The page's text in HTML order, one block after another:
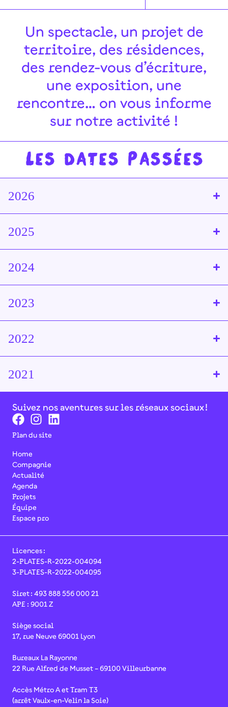
Un spectacle, un projet de
territoire, des résidences,
des rendez-vous d’écriture,
une exposition, une
rencontre… on vous informe
sur notre activité !
Les dates passées
2026
2025
2024
2023
2022
2021
Suivez nos aventures sur les réseaux sociaux !
Plan du site
Home
Compagnie
Actualité
Agenda
Projets
Équipe
Espace pro
Licences :
2-PLATES-R-2022-004094
3-PLATES-R-2022-004095
Siret : 493 888 556 000 21
APE : 9001 Z
Siège social
17, rue Neuve 69001 Lyon
Bureaux La Rayonne
22 Rue Alfred de Musset – 69100 Villeurbanne
Accès Métro A et Tram T3
(arrêt Vaulx-en-Velin la Soie)